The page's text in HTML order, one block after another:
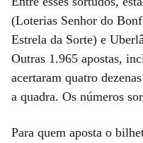
(Loterias Senhor do
Estrela da Sorte) e
Outras 1.965 apostas,
acertaram quatro
a quadra. Os números
Para quem aposta o